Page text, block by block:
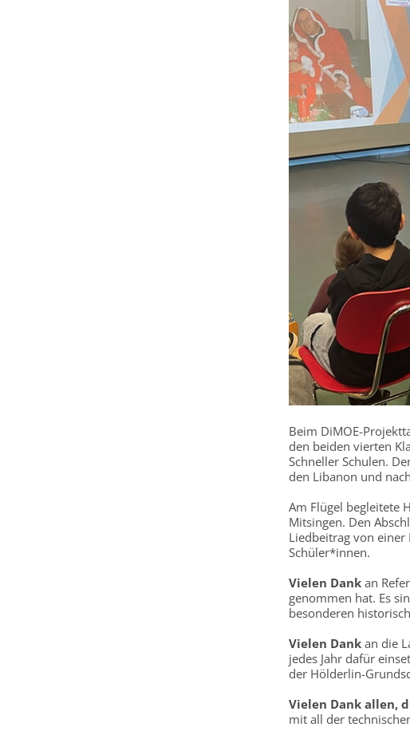
Beim DiMOE-
den beiden vierten
Schneller Schulen.
den Libanon und
Am Flügel begleitete
Mitsingen. Den
Liedbeitrag von
Schüler*innen.
Vielen Dank an
genommen hat. Es
besonderen
Vielen Dank an die
jedes Jahr dafür
der Hölderlin-
Vielen Dank allen,
mit all der